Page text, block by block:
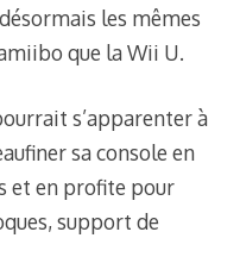
les mêmes
que la Wii U.
s’apparenter à
sa console en
et en profite pour
support de